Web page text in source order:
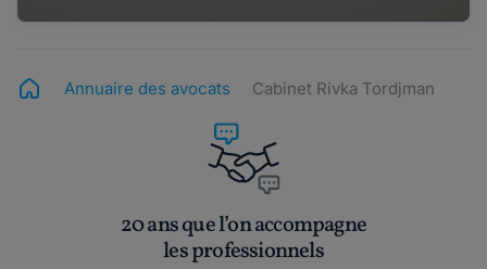
Annuaire des avocats Cabinet Rivka Tordjman
20 ans que l’on accompagne
les professionnels